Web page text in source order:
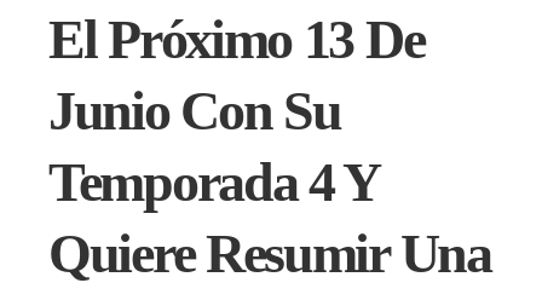
El Próximo 13 De
Junio Con Su
Temporada 4 Y
Quiere Resumir Una